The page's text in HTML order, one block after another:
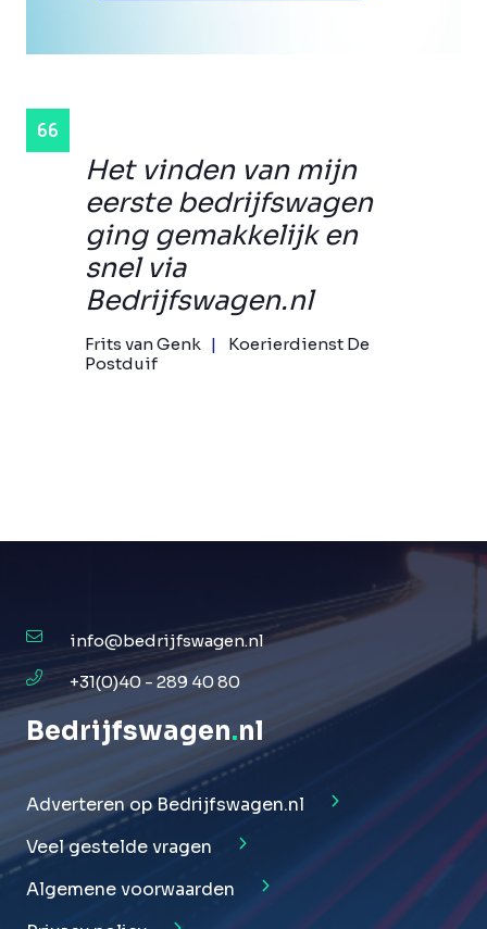
Het vinden van mijn
eerste bedrijfswagen
ging gemakkelijk en
snel via
Bedrijfswagen.nl
Frits van Genk
Koerierdienst De
Postduif
info@bedrijfswagen.nl
+31(0)40 - 289 40 80
Bedrijfswagen.nl
Adverteren op Bedrijfswagen.nl
Veel gestelde vragen
Algemene voorwaarden